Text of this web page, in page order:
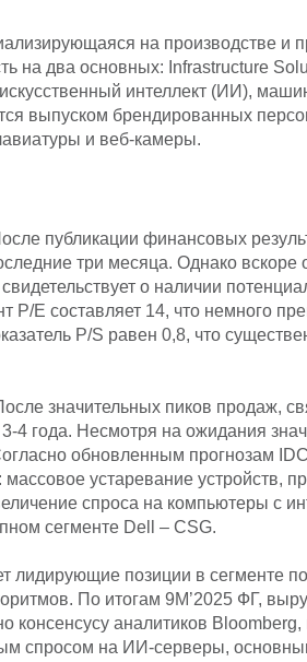
на производстве и
на два основных: Infrastructure
интеллект (ИИ),
выпуском брендированных
и веб-камеры.
публикации финансовых
три месяца. Однако
о наличии
E составляет 14, что немного
P/S равен 0,8, что
значительных пиков продаж,
4 года. Несмотря на ожидания
обновленным прогнозам
устаревание устройств,
спроса на компьютеры с
сегменте Dell – CSG.
лидирующие позиции в сегменте
По итогам 9М’2025 ФГ,
консенсусу аналитиков
спросом на ИИ-серверы,